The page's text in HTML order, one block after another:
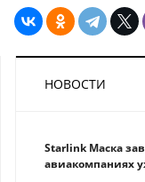
НОВОСТИ
Starlink Маска
авиакомпаниях